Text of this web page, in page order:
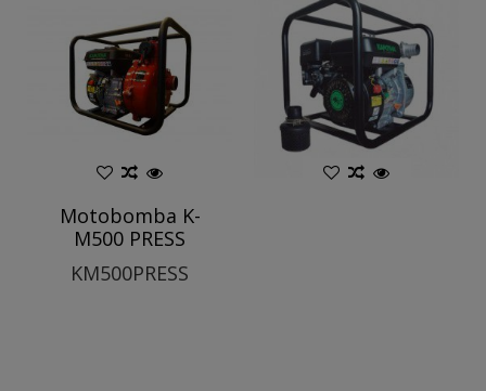
Motobomba K-
M500 PRESS
KM500PRESS